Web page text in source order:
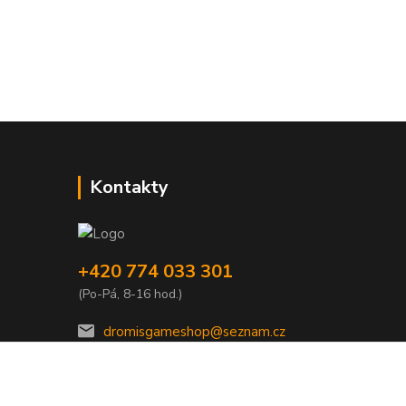
Kontakty
+420 774 033 301
(Po-Pá, 8-16 hod.)
dromisgameshop@seznam.cz